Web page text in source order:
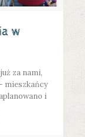
w
za nami,
mieszkańcy
i